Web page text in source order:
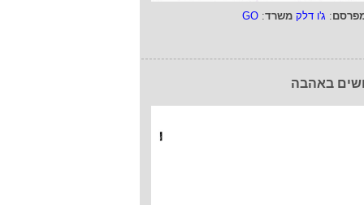
: ג'ו דלק משרד:
GO
באהבה